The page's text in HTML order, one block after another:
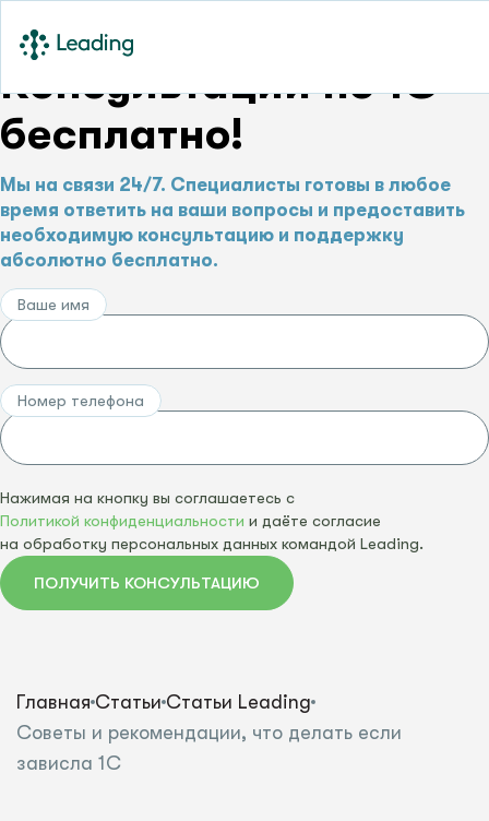
Консультации по 1С –
бесплатно!
Мы на связи 24/7. Специалисты готовы в любое
время ответить на ваши вопросы и предоставить
необходимую консультацию и поддержку
абсолютно бесплатно.
Ваше имя
Номер телефона
Нажимая на кнопку вы соглашаетесь с
Политикой конфиденциальности и даёте согласие
на обработку персональных данных командой Leading.
ПОЛУЧИТЬ КОНСУЛЬТАЦИЮ
Главная Статьи Статьи Leading
Советы и рекомендации, что делать если
зависла 1С